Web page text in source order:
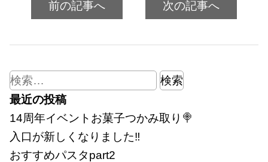
前の記事へ 次の記事へ
検
索:
最近の投稿
14周年イベントお菓子つかみ取り🍭
入口が新しくなりました‼
おすすめパスタpart2